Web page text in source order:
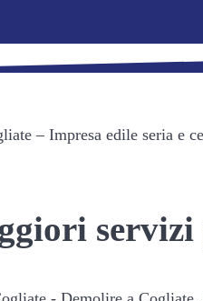
– Impresa edile seria e